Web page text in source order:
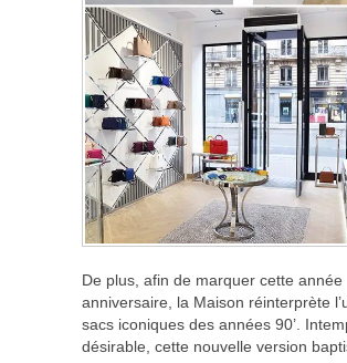
De plus, afin de marquer cette année
anniversaire, la Maison réinterprète
sacs iconiques des années 90’.
désirable, cette nouvelle version